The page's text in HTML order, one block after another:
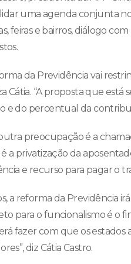
uma agenda conjunta
feiras e bairros, diálogo
da Previdência vai
Cátia. “A proposta que
do percentual da
preocupação é a
é a privatização da
e recurso para pagar o
a reforma da Previdência
para o funcionalismo é o
fazer com que os
diz Cátia Castro.